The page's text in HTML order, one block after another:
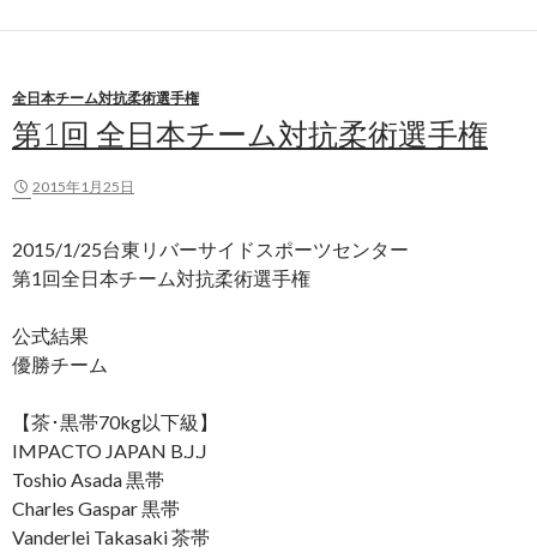
全日本チーム対抗柔術選手権
第1回 全日本チーム対抗柔術選手権
2015年1月25日
2015/1/25台東リバーサイドスポーツセンター
第1回全日本チーム対抗柔術選手権
公式結果
優勝チーム
【茶･黒帯70kg以下級】
IMPACTO JAPAN B.J.J
Toshio Asada 黒帯
Charles Gaspar 黒帯
Vanderlei Takasaki 茶帯